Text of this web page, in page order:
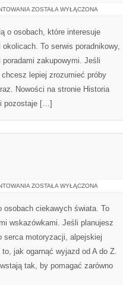
TRENDY
ZOSTAŁA WYŁĄCZONA
o osobach, które interesuje
To serwis poradnikowy,
zakupowymi. Jeśli
lepiej zrozumieć próby
Nowości na stronie Historia
pozostaje […]
CZECHY
ZOSTAŁA WYŁĄCZONA
osobach ciekawych świata. To
wskazówkami. Jeśli planujesz
serca motoryzacji, alpejskiej
jak ogarnąć wyjazd od A do Z.
tak, by pomagać zarówno